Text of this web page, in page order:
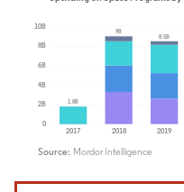
Bild © Mordor Intelligence.